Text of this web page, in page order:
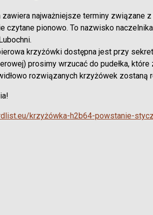
zawiera najważniejsze terminy związane
czytane pionowo. To nazwisko
krzyżówki dostępna jest przy
prosimy wrzucać do pudełka,
rozwiązanych krzyżówek zostaną
krzyżówka-h2b64-powstanie-